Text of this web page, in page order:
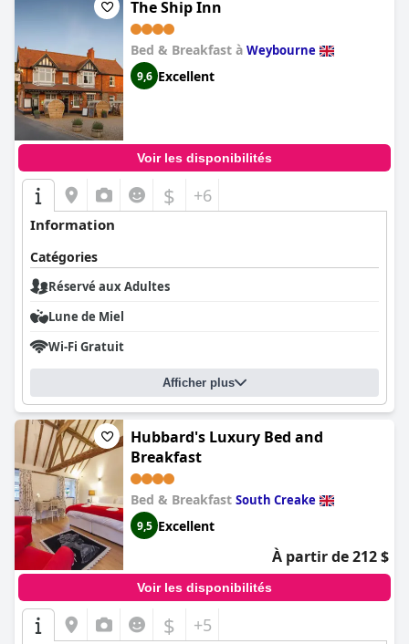
The Ship Inn
Bed & Breakfast à Weybourne
9,6 Excellent
Voir les disponibilités
$ +6
Information
Catégories
Réservé aux Adultes
Lune de Miel
Wi-Fi Gratuit
Afficher plus
Hubbard's Luxury Bed and
Breakfast
Bed & Breakfast South Creake
9,5 Excellent
À partir de 212 $
Voir les disponibilités
$ +5